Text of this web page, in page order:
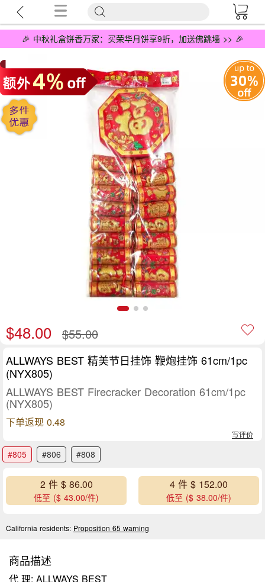
🎉 中秋礼盒饼香万家：买荣华月饼享9折，加送佛跳墙 >> 🎉
$48.00 $55.00
ALLWAYS BEST 精美节日挂饰 鞭炮挂饰 61cm/1pc
(NYX805)
ALLWAYS BEST Firecracker Decoration 61cm/1pc
(NYX805)
下单返现 0.48
写评价
#805 #806 #808
2 件 $ 86.00
低至 ($ 43.00/件)
4 件 $ 152.00
低至 ($ 38.00/件)
California residents: Proposition 65 warning
商品描述
代 理: ALLWAYS BEST